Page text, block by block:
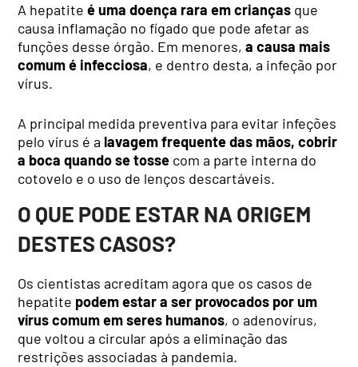
A hepatiteé uma doença rara em crianças que
causa inflamação no fígado que pode afetar as
funções desse órgão. Em menores,a causa mais
comum é infecciosa, e dentro desta, a infeção por
vírus.
A principal medida preventiva para evitar infeções
pelo vírus é a lavagem frequente das mãos, cobrir
a boca quando se tosse com a parte interna do
cotovelo e o uso de lenços descartáveis.
O QUE PODE ESTAR NA ORIGEM
DESTES CASOS?
Os cientistas acreditam agora que os casos de
hepatite podem estar a ser provocados por um
vírus comum em seres humanos, o adenovírus,
que voltou a circular após a eliminação das
restrições associadas à pandemia.